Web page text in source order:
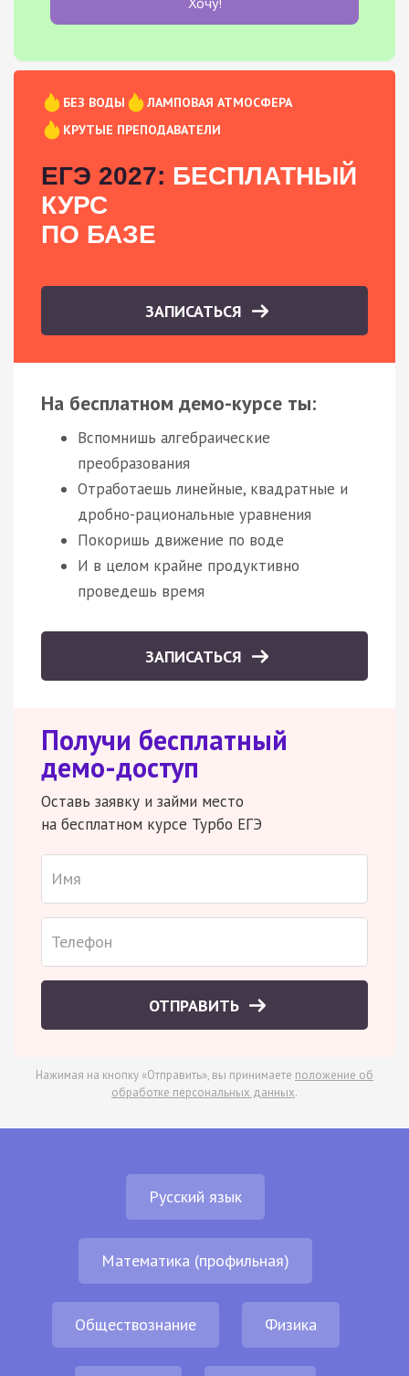
БЕЗ ВОДЫ
ЛАМПОВАЯ АТМОСФЕРА
КРУТЫЕ ПРЕПОДАВАТЕЛИ
ЕГЭ 2027: БЕСПЛАТНЫЙ
КУРС
ПО БАЗЕ
ЗАПИСАТЬСЯ
На бесплатном демо-курсе ты:
Вспомнишь алгебраические
преобразования
Отработаешь линейные, квадратные и
дробно-рациональные уравнения
Покоришь движение по воде
И в целом крайне продуктивно
проведешь время
ЗАПИСАТЬСЯ
Получи бесплатный
демо-доступ
Оставь заявку и займи место
на бесплатном курсе Турбо ЕГЭ
ОТПРАВИТЬ
Нажимая на кнопку «Отправить», вы принимаете положение об
обработке персональных данных.
Русский язык
Математика (профильная)
Обществознание Физика